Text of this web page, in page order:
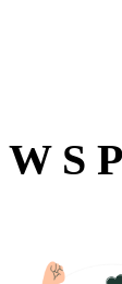
W S